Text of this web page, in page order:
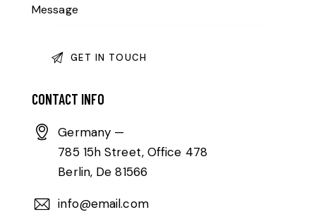
CONTACT INFO
Germany —
785 15h Street, Office 478
Berlin, De 81566
info@email.com